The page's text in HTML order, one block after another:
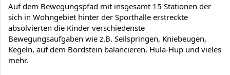
Auf dem Bewegungspfad mit insgesamt 15 Stationen der
sich in Wohngebiet hinter der Sporthalle erstreckte
absolvierten die Kinder verschiedenste
Bewegungsaufgaben wie z.B. Seilspringen, Kniebeugen,
Kegeln, auf dem Bordstein balancieren, Hula-Hup und vieles
mehr.